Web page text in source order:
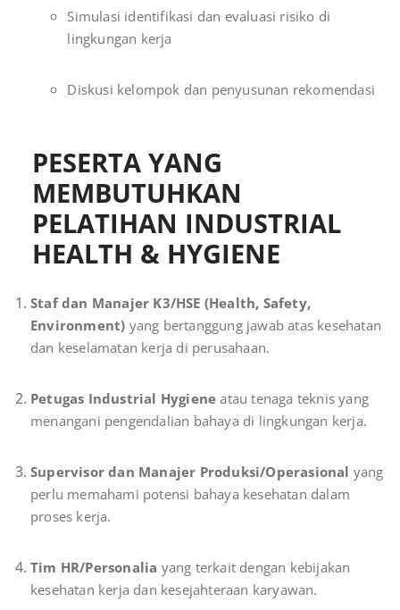
Simulasi identifikasi dan evaluasi risiko di
lingkungan kerja
Diskusi kelompok dan penyusunan rekomendasi
PESERTA YANG
MEMBUTUHKAN
PELATIHAN INDUSTRIAL
HEALTH & HYGIENE
Staf dan Manajer K3/HSE (Health, Safety,
Environment) yang bertanggung jawab atas kesehatan
dan keselamatan kerja di perusahaan.
Petugas Industrial Hygiene atau tenaga teknis yang
menangani pengendalian bahaya di lingkungan kerja.
Supervisor dan Manajer Produksi/Operasional yang
perlu memahami potensi bahaya kesehatan dalam
proses kerja.
Tim HR/Personalia yang terkait dengan kebijakan
kesehatan kerja dan kesejahteraan karyawan.